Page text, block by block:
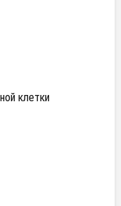
клетки